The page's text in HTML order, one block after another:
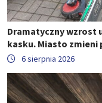
Dramatyczny wzrost
kasku. Miasto zmieni
6 sierpnia 2026